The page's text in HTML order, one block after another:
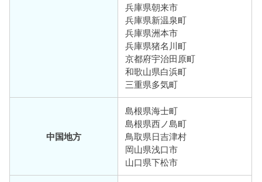
兵庫県朝来市
兵庫県新温泉町
兵庫県洲本市
兵庫県猪名川町
京都府宇治田原町
和歌山県白浜町
三重県多気町
中国地方
島根県海士町
島根県西ノ島町
鳥取県日吉津村
岡山県浅口市
山口県下松市